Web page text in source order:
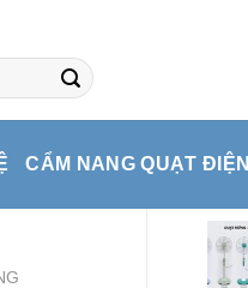
CẨM NANG QUẠT ĐIỆN